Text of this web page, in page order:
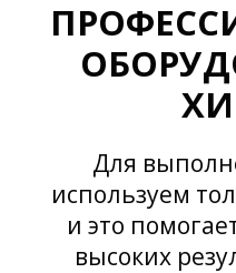
Для
используем
и это
высоких